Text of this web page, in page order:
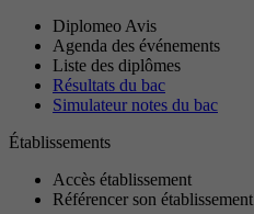
Diplomeo Avis
Agenda des événements
Liste des diplômes
Résultats du bac
Simulateur notes du bac
Établissements
Accès établissement
Référencer son établissement